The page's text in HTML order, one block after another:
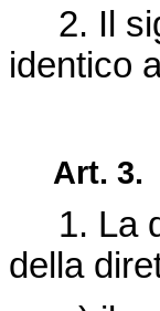
2. Il
identico
Art. 3.
1. La
della